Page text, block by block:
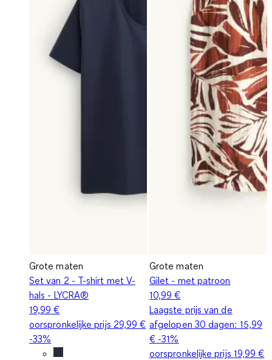
Grote maten
Set van 2 - T-shirt met V-
hals - LYCRA®
19,99 €
oorspronkelijke prijs 29,99 €
-33%
Grote maten
Gilet - met patroon
10,99 €
Laagste prijs van de
afgelopen 30 dagen: 15,99
€ -31%
oorspronkelijke prijs 19,99 €